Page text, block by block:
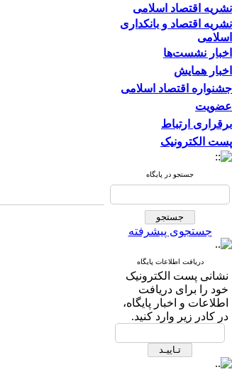
نشریه اقتصاد اسلامی
نشریه اقتصاد و بانکداری
اسلامی
اخبار نشست‌ها
اخبار همایش
جشنواره اقتصاد اسلامی
عضویت
برقراری ارتباط
پست الکترونیک
جستجو در پایگاه
جستجوی پیشرفته
دریافت اطلاعات پایگاه
نشانی پست الکترونیک
خود را برای دریافت
اطلاعات و اخبار پایگاه،
در کادر زیر وارد کنید.